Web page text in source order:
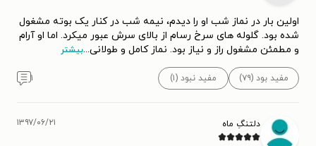
اولین بار در نماز شب او را دیدم، نیمه شب در کنار یک بوته مشغول
شده بود. گلوله های سرخ رسام از بالای سرش عبور میکرد. اما او آرام
و مطمئن مشغول راز و نیاز بود. نماز کامل و طولانی...بیشتر
مفید بود (۷۹) مفید نبود (۱) ۱
دلتنگِ ماه ۱۳۹۷/۰۶/۲۱